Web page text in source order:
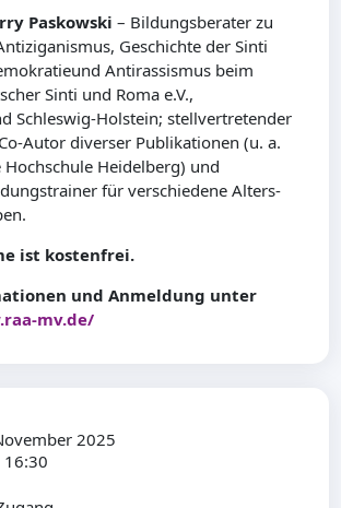
Paskowski – Bildungsberater zu
Geschichte der Sinti
Antirassismus beim
Sinti und Roma e.V.,
Schleswig-Holstein; stellvertretender
Autor diverser Publikationen (u. a.
Hochschule Heidelberg) und
für verschiedene Alters-
ist kostenfrei.
und Anmeldung unter
mv.de/
2025